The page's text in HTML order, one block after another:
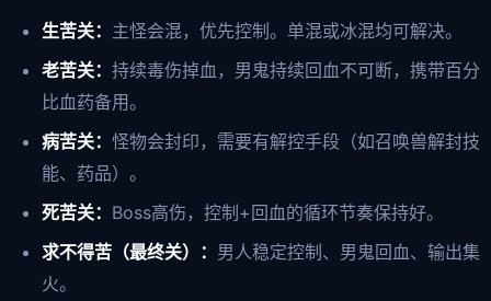
生苦关： 主怪会混，优先控制。单混或冰混均可解决。
老苦关： 持续毒伤掉血，男鬼持续回血不可断，携带百分
比血药备用。
病苦关： 怪物会封印，需要有解控手段（如召唤兽解封技
能、药品）。
死苦关： Boss高伤，控制+回血的循环节奏保持好。
求不得苦（最终关）： 男人稳定控制、男鬼回血、输出集
火。